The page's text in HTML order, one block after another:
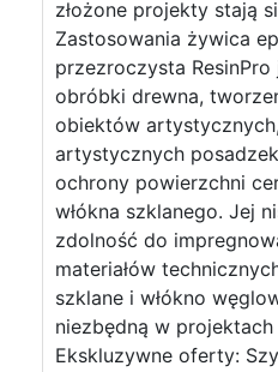
złożone projekty stają
Zastosowania żywica
przezroczysta ResinPro
obróbki drewna,
obiektów
artystycznych
ochrony powierzchni
włókna szklanego. Jej
zdolność do
materiałów
szklane i włókno
niezbędną w
Ekskluzywne oferty: